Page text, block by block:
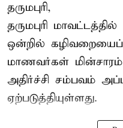
தருமபுரி,
தருமபுரி
ஒன்றில்
மாணவர்கள்
அதிர்ச்சி சம்பவம்
ஏற்படுத்தியுள்ளது.